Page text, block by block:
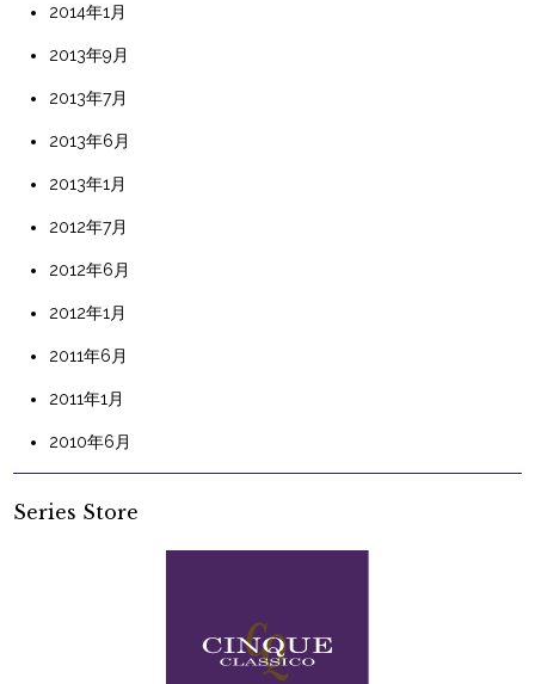
2014年1月
2013年9月
2013年7月
2013年6月
2013年1月
2012年7月
2012年6月
2012年1月
2011年6月
2011年1月
2010年6月
Series Store